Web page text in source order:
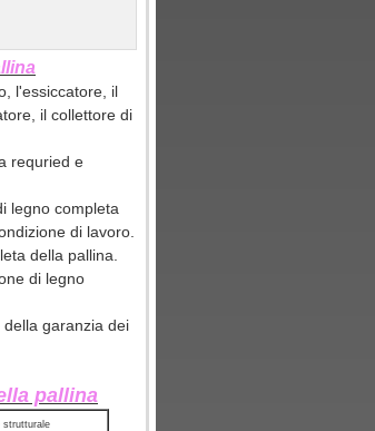
l'essiccatore, il
il collettore di
requried e
legno completa
di lavoro.
della pallina.
di legno
garanzia dei
pallina
strutturale